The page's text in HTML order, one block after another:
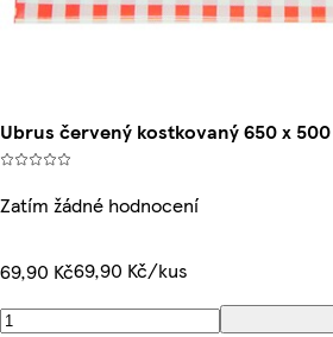
Ubrus červený kostkovaný 650 x 500
Zatím žádné hodnocení
69,90 Kč69,90 Kč/kus